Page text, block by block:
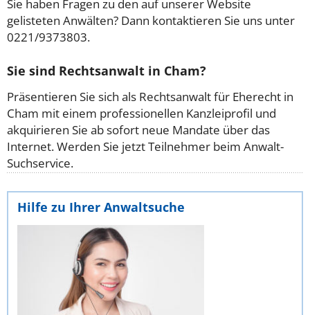
Sie haben Fragen zu den auf unserer Website
gelisteten Anwälten? Dann kontaktieren Sie uns unter
0221/9373803.
Sie sind Rechtsanwalt in Cham?
Präsentieren Sie sich als Rechtsanwalt für Eherecht in
Cham mit einem professionellen Kanzleiprofil und
akquirieren Sie ab sofort neue Mandate über das
Internet. Werden Sie jetzt Teilnehmer beim Anwalt-
Suchservice.
Hilfe zu Ihrer Anwaltsuche